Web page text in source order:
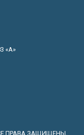
«А»
ПРАВА ЗАЩИЩЕНЫ.